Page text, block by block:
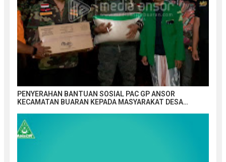
PENYERAHAN BANTUAN SOSIAL PAC GP ANSOR
KECAMATAN BUARAN KEPADA MASYARAKAT DESA